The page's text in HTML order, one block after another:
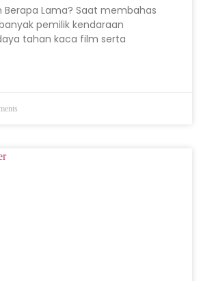
Berapa Lama? Saat membahas
pemilik kendaraan
tahan kaca film serta